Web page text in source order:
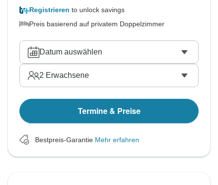
Registrieren to unlock savings
Preis basierend auf privatem Doppelzimmer
Datum auswählen
2 Erwachsene
Termine & Preise
Bestpreis-Garantie Mehr erfahren